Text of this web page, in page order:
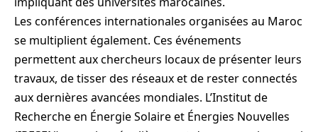
Les conférences internationales organisées au Maroc
se multiplient également. Ces événements
permettent aux chercheurs locaux de présenter leurs
travaux, de tisser des réseaux et de rester connectés
aux dernières avancées mondiales. L’Institut de
Recherche en Énergie Solaire et Énergies Nouvelles